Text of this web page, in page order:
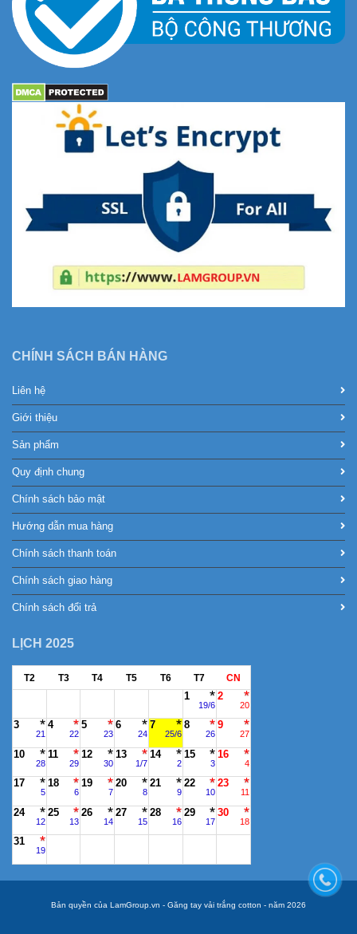
CHÍNH SÁCH BÁN HÀNG
Liên hệ
Giới thiệu
Sản phẩm
Quy định chung
Chính sách bảo mật
Hướng dẫn mua hàng
Chính sách thanh toán
Chính sách giao hàng
Chính sách đổi trả
LỊCH 2025
T2 T3 T4 T5 T6 T7 CN
1
19/6
2
20
3
21
4
22
5
23
6
24
7
25/6
8
26
9
27
10
28
11
29
12
30
13
1/7
14
2
15
3
16
4
17
5
18
6
19
7
20
8
21
9
22
10
23
11
24
12
25
13
26
14
27
15
28
16
29
17
30
18
31
19
Bản quyền của LamGroup.vn - Găng tay vải trắng cotton - năm 2026